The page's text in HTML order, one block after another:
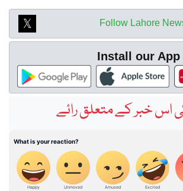
Follow Lahore
Install our App
اس خبر کے متعلق رائے